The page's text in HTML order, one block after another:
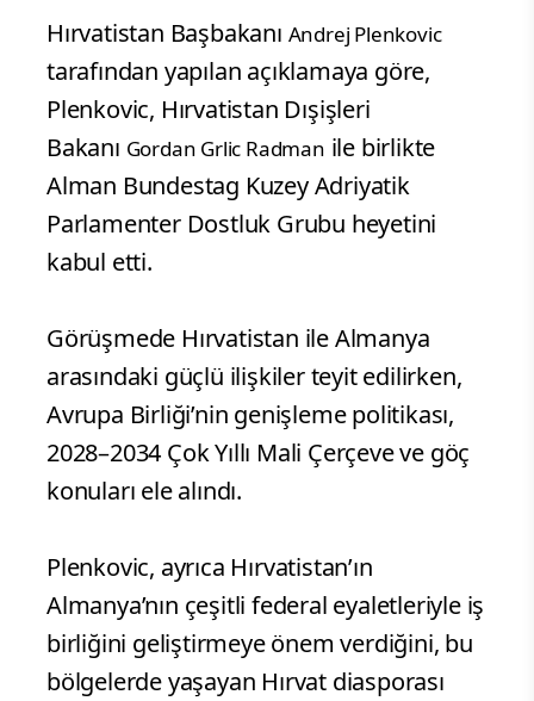
Hırvatistan Başbakanı Andrej Plenkovic
tarafından yapılan açıklamaya göre,
Plenkovic, Hırvatistan Dışişleri
Bakanı Gordan Grlic Radman ile birlikte
Alman Bundestag Kuzey Adriyatik
Parlamenter Dostluk Grubu heyetini
kabul etti.
Görüşmede Hırvatistan ile Almanya
arasındaki güçlü ilişkiler teyit edilirken,
Avrupa Birliği’nin genişleme politikası,
2028–2034 Çok Yıllı Mali Çerçeve ve göç
konuları ele alındı.
Plenkovic, ayrıca Hırvatistan’ın
Almanya’nın çeşitli federal eyaletleriyle iş
birliğini geliştirmeye önem verdiğini, bu
bölgelerde yaşayan Hırvat diasporası